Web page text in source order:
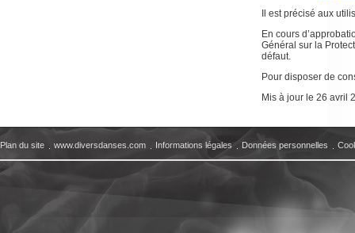
Il est précisé aux
En cours
Général sur la
défaut.
Pour disposer de
Mis à jour le 26 avril
Plan du site www.diversdanses.com Informations légales Données personnelles